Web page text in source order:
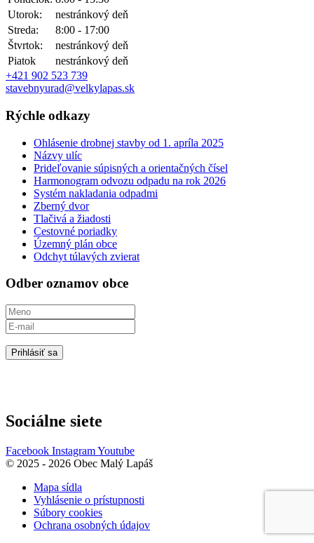
Utorok:
nestránkový deň
Streda:
8:00 - 17:00
Štvrtok:
nestránkový deň
Piatok
nestránkový deň
+421 902 523 739
stavebnyurad@velkylapas.sk
Rýchle odkazy
Ohlásenie drobnej stavby od 1. apríla 2025
Názvy ulíc
Prideľovanie súpisných a orientačných čísel
Harmonogram odvozu odpadu na rok 2026
Systém nakladania odpadmi
Zberný dvor
Tlačivá a žiadosti
Cestovné poriadky
Územný plán obce
Odchyt túlavých zvierat
Odber oznamov obce
Prihlásiť sa
Sociálne siete
Facebook InstagramYoutube
© 2025 - 2026 Obec Malý Lapáš
Mapa sídla
Vyhlásenie o prístupnosti
Súbory cookies
Ochrana osobných údajov